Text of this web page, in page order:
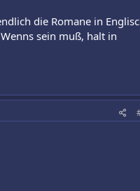
die Romane in
sein muß, halt in